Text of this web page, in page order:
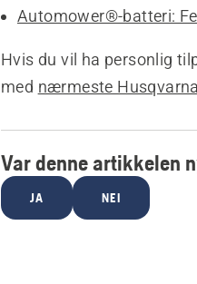
Automower®-batteri:
Hvis du vil ha personlig
med nærmeste
Var denne artikkelen
JA NEI